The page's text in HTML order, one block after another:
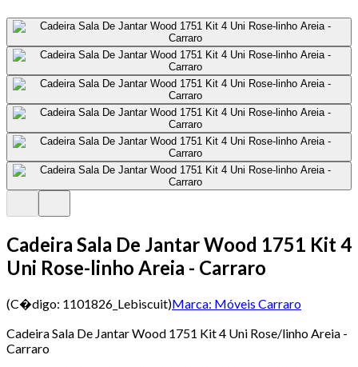
Cadeira Sala De Jantar Wood 1751 Kit 4
Uni Rose-linho Areia - Carraro
(C�digo: 1101826_Lebiscuit)Marca: Móveis Carraro
Cadeira Sala De Jantar Wood 1751 Kit 4 Uni Rose/linho Areia -
Carraro